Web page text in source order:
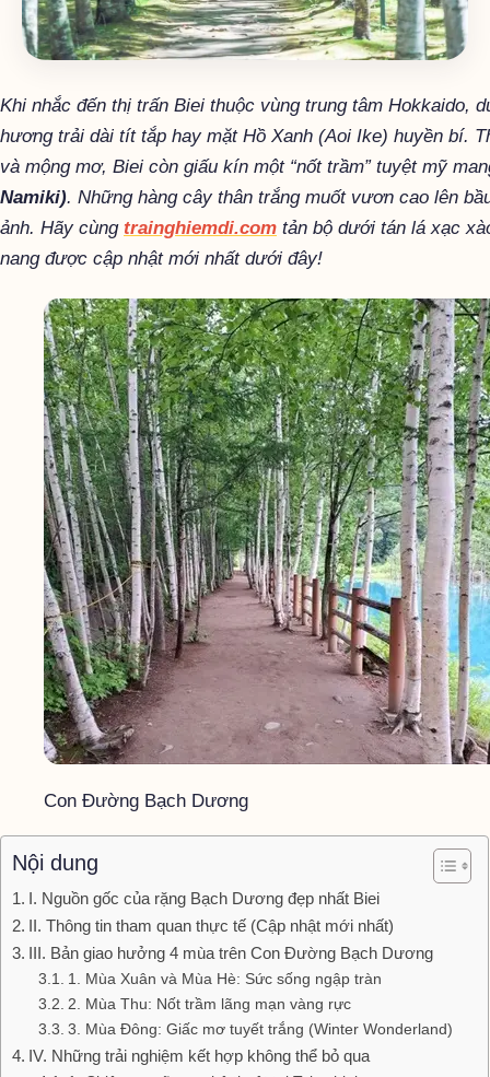
Khi nhắc đến thị trấn Biei thuộc vùng trung tâm Hokkaido,
hương trải dài tít tắp hay mặt Hồ Xanh (Aoi Ike) huyền bí.
và mộng mơ, Biei còn giấu kín một “nốt trầm” tuyệt mỹ
Namiki). Những hàng cây thân trắng muốt vươn cao lên
ảnh. Hãy cùng trainghiemdi.com tản bộ dưới tán lá xạc
nang được cập nhật mới nhất dưới đây!
Con Đường Bạch Dương
Nội dung
I. Nguồn gốc của rặng Bạch Dương đẹp nhất Biei
II. Thông tin tham quan thực tế (Cập nhật mới nhất)
III. Bản giao hưởng 4 mùa trên Con Đường Bạch Dương
1. Mùa Xuân và Mùa Hè: Sức sống ngập tràn
2. Mùa Thu: Nốt trầm lãng mạn vàng rực
3. Mùa Đông: Giấc mơ tuyết trắng (Winter Wonderland)
IV. Những trải nghiệm kết hợp không thể bỏ qua